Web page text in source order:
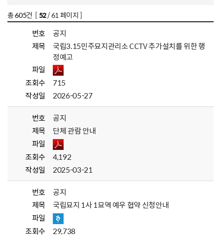
총605건 [52/ 61 페이지 ]
번호
공지
제목
국립3.15민주묘지관리소 CCTV 추가설치를 위한 행
정예고
파일
조회수
715
작성일
2026-05-27
번호
공지
제목
단체 관람 안내
파일
조회수
4,192
작성일
2025-03-21
번호
공지
제목
국립묘지 1사 1묘역 예우 협약 신청안내
파일
조회수
29,738